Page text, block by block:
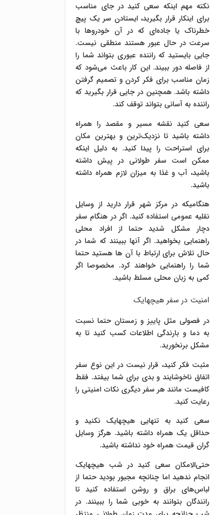
نکته مهم اینکه سعی کنید در جای مناسب
برای اینکار قرار بگیرید، ایستادن سر یک پیچ
خطرناک یا جاده‌ای که در آن خودروها با
سرعت در حال عبور هستند منطقی نیست.
جایی بایستید که راننده عبوری بتواند شما را
از فاصله دور ببیند. این کار باعث می‌شود که
زمان مناسب برای فکر کردن و تصمیم گرفتن
داشته باشد. همچنین در جایی قرار بگیرید که
راننده به آسانی بتواند توقف کند.
سعی کنید نقشه مسیر و مقصد را همراه
داشته باشید تا نزدیک‌ترین و بهترین مکان
برای استراحت را پیدا کنید. به دلیل اینکه
ممکن است سفر طولانی در پیش داشته
باشید، آب و غذا به میزان لازم همراه داشته
باشید.
هنگامیکه در مرکز شهر قرار دارید از وسایل
نقلیه عمومی استفاده کنید. اگر در هنگام سفر
دچار مشکل شدید حتما از افراد محلی
راهنمایی بخواهید. اگر آنها ببینند که شما در
حال تلاش برای ارتباط با آن ها هستید حتما
شما را راهنمایی خواهند کرد. مخصوصا اگر
کمی به زبان محلی مسلط باشید.
امنیت در سفر هیچهایک
در فصولی مثل پاییز و زمستان حتما نسبت
به دما و بارندگی اطلاعات کسب کنید تا به
مشکل برنخورید.
مثبت فکر کنید، قرار نیست در این نوع سفر
اتفاق ناخوشایند و بدی برای شما بیفتد. فقط
کافیست مانند هر سفر دیگری نکات امنیتی را
رعایت کنید.
سعی کنید به تنهایی هیچهایک نکنید و
حداقل یک همراه داشته باشید. هرگز وسایل
گران قیمت همراه خود نداشته باشید.
حتی‌الامکان سعی کنید در شب هیچهایک
انجام ندهید اما چنانچه مجبور بودید حتما از
لباس‌های براق و روشن استفاده کنید تا
رانندگان بتوانند به خوبی شما را ببینند. در